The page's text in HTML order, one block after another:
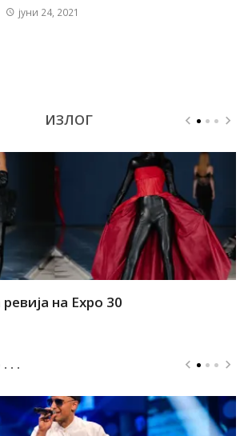
јуни 24, 2021
ИЗЛОГ
на Expo 30
. .